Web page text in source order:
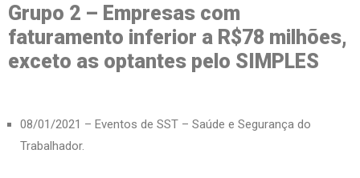
Grupo 2 – Empresas com
faturamento inferior a R$78 milhões,
exceto as optantes pelo SIMPLES
08/01/2021 – Eventos de SST – Saúde e Segurança do
Trabalhador.